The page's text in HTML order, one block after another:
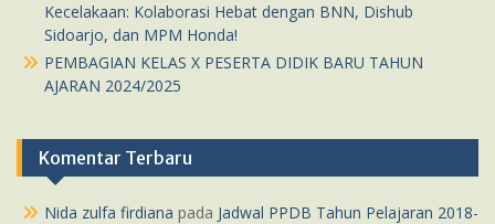
Kecelakaan: Kolaborasi Hebat dengan BNN, Dishub
Sidoarjo, dan MPM Honda!
PEMBAGIAN KELAS X PESERTA DIDIK BARU TAHUN
AJARAN 2024/2025
Komentar Terbaru
Nida zulfa firdiana pada Jadwal PPDB Tahun Pelajaran 2018-